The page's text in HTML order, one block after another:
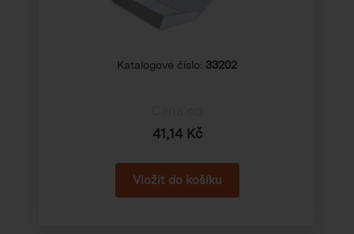
Katalogové číslo: 33202
41,14 Kč